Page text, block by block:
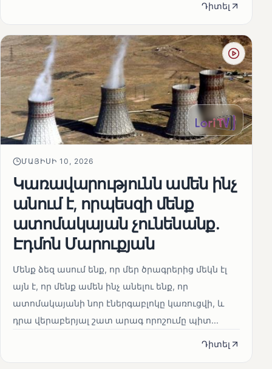
Դիտել
ՄԱՅԻՍԻ 10, 2026
Կառավարությունն ամեն ինչ
անում է, որպեսզի մենք
ատոմակայան չունենանք․
Էդմոն Մարուքյան
Մենք ձեզ ասում ենք, որ մեր ծրագրերից մեկն էլ
այն է, որ մենք ամեն ինչ անելու ենք, որ
ատոմակայանի նոր էներգաբլոկը կառուցվի, և
դրա վերաբերյալ շատ արագ որոշումը պիտ...
Դիտել